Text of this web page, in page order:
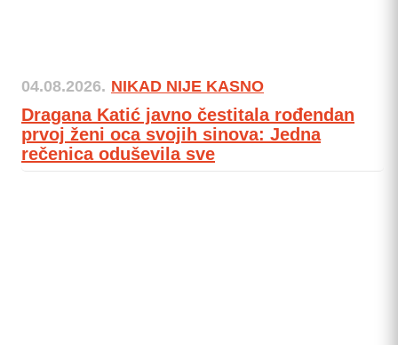
04.08.2026. NIKAD NIJE KASNO
Dragana Katić javno čestitala rođendan
prvoj ženi oca svojih sinova: Jedna
rečenica oduševila sve